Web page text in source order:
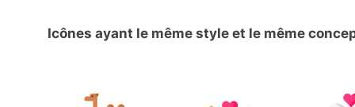
Icônes ayant le même style et le même